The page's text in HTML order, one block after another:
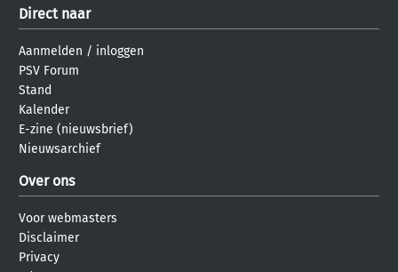
Direct naar
Aanmelden / inloggen
PSV Forum
Stand
Kalender
E-zine (nieuwsbrief)
Nieuwsarchief
Over ons
Voor webmasters
Disclaimer
Privacy